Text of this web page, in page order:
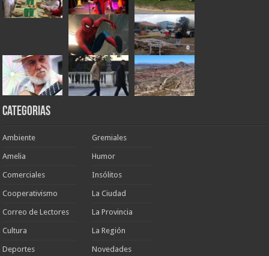
Categorias
Ambiente
Amelia
Comerciales
Cooperativismo
Correo de Lectores
Cultura
Deportes
Gremiales
Humor
Insólitos
La Ciudad
La Provincia
La Región
Novedades